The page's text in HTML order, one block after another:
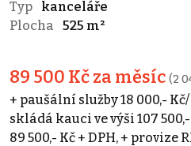
Typ
kanceláře
Plocha
525 m²
89 500 Kč za měsíc (2
+ paušální služby 18 000,-
skládá kauci ve výši 107
89 500,- Kč + DPH, + provize